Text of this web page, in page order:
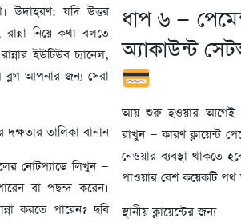
উদাহরণ: যদি উত্তর
নিয়ে কথা বলতে
ইউটিউব চ্যানেল,
আপনার জন্য সেরা
তালিকা বানান
নোটপ্যাডে লিখুন —
বা পছন্দ করেন।
করতে পারেন? ছবি
ধাপ ৬ —
অ্যাকাউন্ট
আয় শুরু হওয়ার আগেই
রাখুন — কারণ ক্লায়েন্ট
নেওয়ার ব্যবস্থা থাকতে
পাওয়ার বেশ কয়েকটি
স্থানীয় ক্লায়েন্টের জন্য